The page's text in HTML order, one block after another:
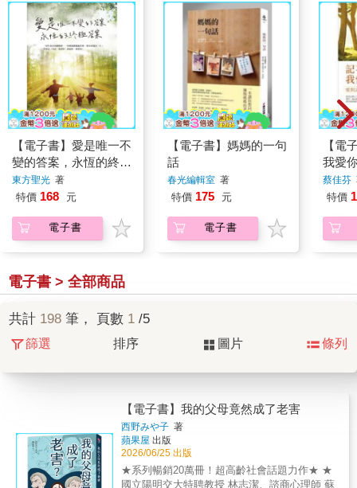
【電子書】愛是唯一不
變的答案，永恆的終極
答案
東方聖光 著
特價 168 元
電子書
【電子書】媽媽的一句
話
春光編輯室 著
特價 175 元
電子書
【電
我愛
蔡佳芬
特價
電子書 > 全部商品
共計 198 筆， 頁數 1 /5
篩選 排序 圖片 條列
【電子書】我的父母竟然成了老害
西野みや子 著
蘋果屋 出版
2026/06/25 出版
★系列暢銷20萬冊！超高齡社會話題力作★ ★
國立陽明交大特聘教授 林志潔、諮商心理師 蘇